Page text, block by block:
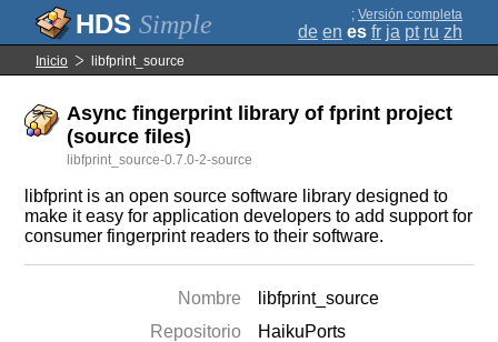
Simple ; Versión completa
de en es fr ja pt ru zh
Inicio libfprint_source
Async fingerprint library of fprint project
(source files)
libfprint_source-0.7.0-2-source
libfprint is an open source software library designed to
make it easy for application developers to add support for
consumer fingerprint readers to their software.
Nombre
libfprint_source
Repositorio
HaikuPorts